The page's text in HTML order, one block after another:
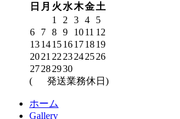
日 月 火 水木金土
1
2 3 4
5
6
7 8 9 1011 12
13141516171819
2021 22 23242526
27282930
(
発送業務休日)
ホーム
Gallery